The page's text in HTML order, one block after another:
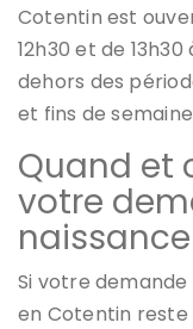
Cotentin est
12h30 et de
dehors des
et fins de
Quand et
votre
naissance
Si votre
en Cotentin reste